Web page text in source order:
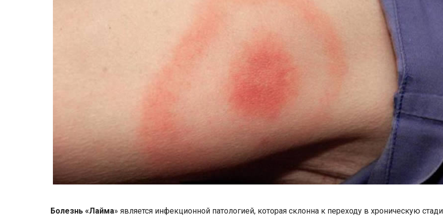
Болезнь «Лайма» является инфекционной патологией, которая склонна к переходу в хроническую